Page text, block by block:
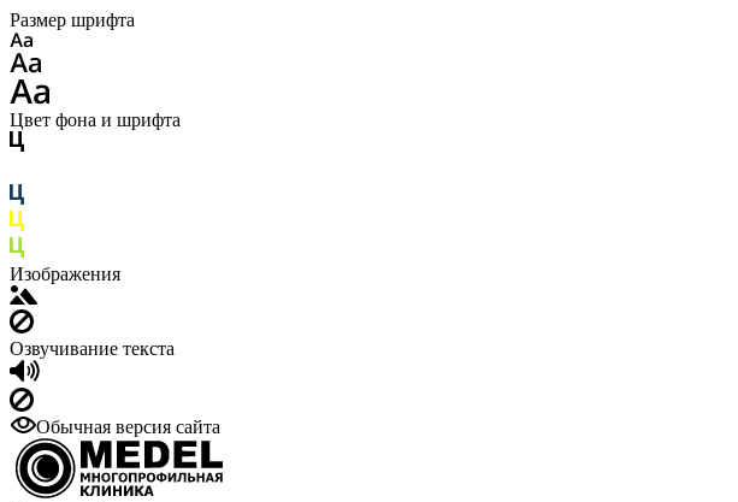
Размер шрифта
Цвет фона и шрифта
Изображения
Озвучивание текста
Обычная версия сайта